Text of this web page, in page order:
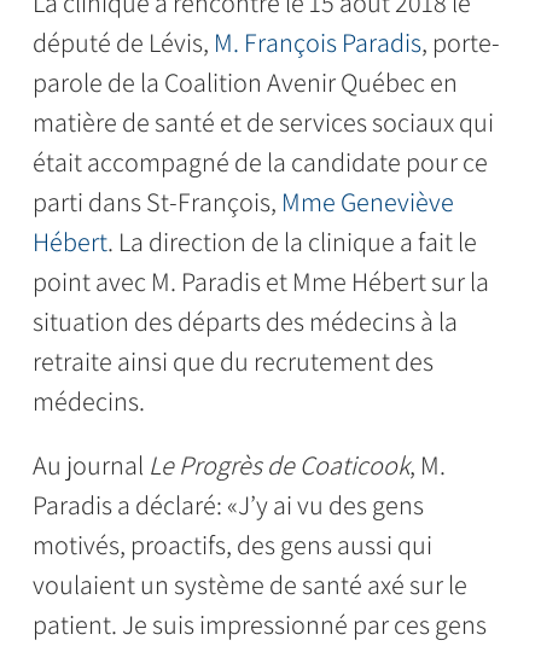
député de Lévis, M. François Paradis, porte-
parole de la Coalition Avenir Québec en
matière de santé et de services sociaux qui
était accompagné de la candidate pour ce
parti dans St-François, Mme Geneviève
Hébert. La direction de la clinique a fait le
point avec M. Paradis et Mme Hébert sur la
situation des départs des médecins à la
retraite ainsi que du recrutement des
médecins.
Au journal Le Progrès de Coaticook, M.
Paradis a déclaré: «J’y ai vu des gens
motivés, proactifs, des gens aussi qui
voulaient un système de santé axé sur le
patient. Je suis impressionné par ces gens